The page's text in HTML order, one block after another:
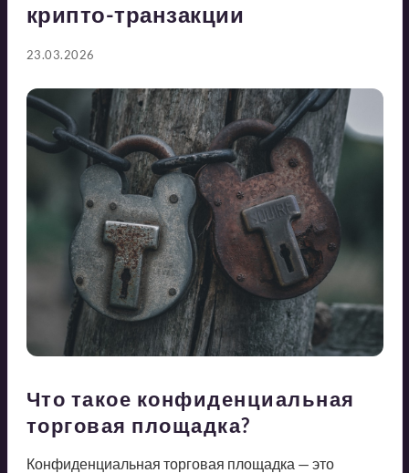
крипто-транзакции
23.03.2026
Что такое конфиденциальная
торговая площадка?
Конфиденциальная торговая площадка — это